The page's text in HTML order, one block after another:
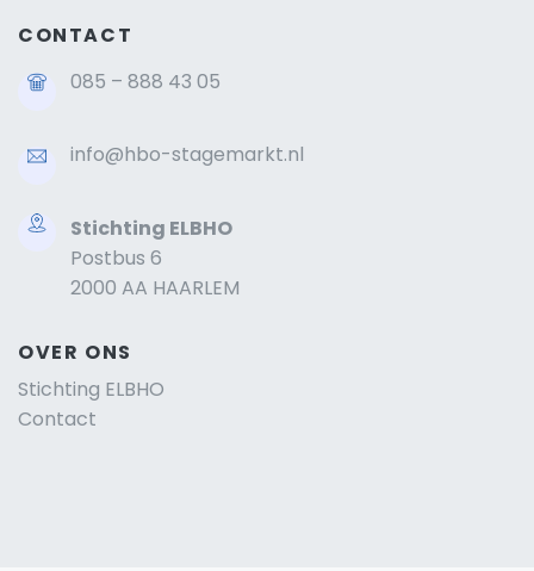
CONTACT
085 – 888 43 05
info@hbo-stagemarkt.nl
Stichting ELBHO
Postbus 6
2000 AA HAARLEM
OVER ONS
Stichting ELBHO
Contact